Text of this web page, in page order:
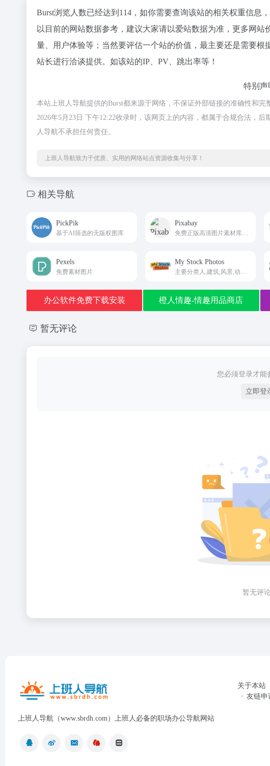
Burst浏览人数已经达到114，如你需要查询该站的相关权重信息
以目前的网站数据参考，建议大家请以爱站数据为准，更多网站
量、用户体验等；当然要评估一个站的价值，最主要还是需要
站长进行洽谈提供。如该站的IP、PV、跳出率等！
特别声
本站上班人导航提供的Burst都来源于网络，不保证外部链接的准确性和
2026年5月23日 下午12:22收录时，该网页上的内容，都属于合规合法，
人导航不承担任何责任。
上班人导航致力于优质、实用的网络站点资源收集与分享！
相关导航
PickPik
基于AI筛选的无版权图库
Pixabay
免费正版高清图片素材库pixabay.com
Pexels
免费素材图片
My Stock Photos
办公软件免费下载安装 橙人情趣-情趣用品商店
暂无评论
您必须登录才能
立即登
暂无评
上班人导航（www.sbrdh.com）上班人必备的职场办公导航网站
关于本站
友链申